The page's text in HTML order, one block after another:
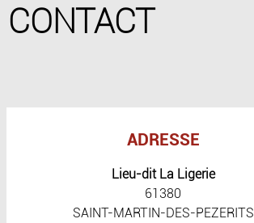
CONTACT
ADRESSE
Lieu-dit La Ligerie
61380
SAINT-MARTIN-DES-PEZERITS